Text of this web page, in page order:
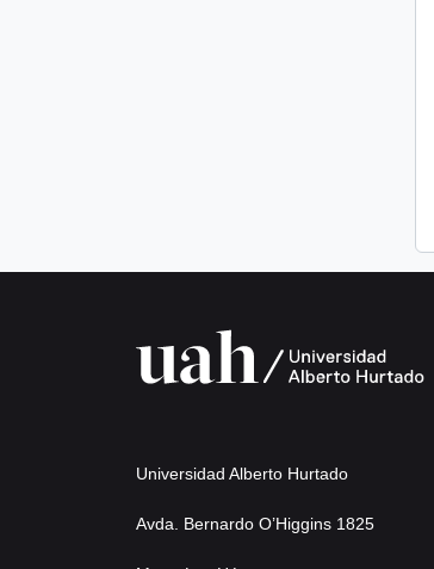
Universidad Alberto Hurtado
Avda. Bernardo O’Higgins 1825